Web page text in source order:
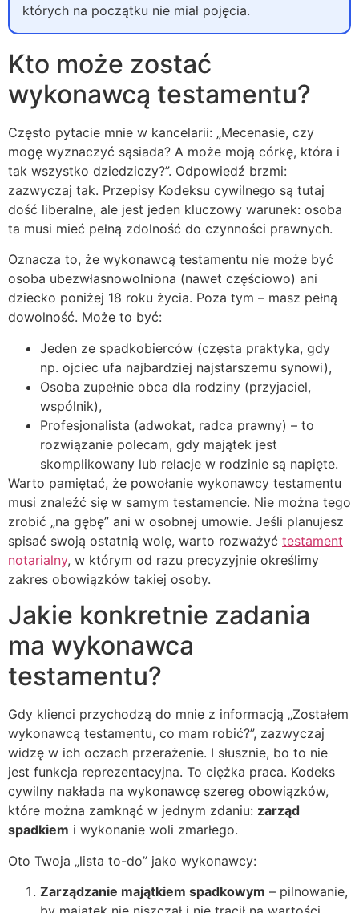
których na początku nie miał pojęcia.
Kto może zostać
wykonawcą testamentu?
Często pytacie mnie w kancelarii: „Mecenasie, czy
mogę wyznaczyć sąsiada? A może moją córkę, która i
tak wszystko dziedziczy?”. Odpowiedź brzmi:
zazwyczaj tak. Przepisy Kodeksu cywilnego są tutaj
dość liberalne, ale jest jeden kluczowy warunek: osoba
ta musi mieć pełną zdolność do czynności prawnych.
Oznacza to, że wykonawcą testamentu nie może być
osoba ubezwłasnowolniona (nawet częściowo) ani
dziecko poniżej 18 roku życia. Poza tym – masz pełną
dowolność. Może to być:
Jeden ze spadkobierców (częsta praktyka, gdy
np. ojciec ufa najbardziej najstarszemu synowi),
Osoba zupełnie obca dla rodziny (przyjaciel,
wspólnik),
Profesjonalista (adwokat, radca prawny) – to
rozwiązanie polecam, gdy majątek jest
skomplikowany lub relacje w rodzinie są napięte.
Warto pamiętać, że powołanie wykonawcy testamentu
musi znaleźć się w samym testamencie. Nie można tego
zrobić „na gębę” ani w osobnej umowie. Jeśli planujesz
spisać swoją ostatnią wolę, warto rozważyć testament
notarialny, w którym od razu precyzyjnie określimy
zakres obowiązków takiej osoby.
Jakie konkretnie zadania
ma wykonawca
testamentu?
Gdy klienci przychodzą do mnie z informacją „Zostałem
wykonawcą testamentu, co mam robić?”, zazwyczaj
widzę w ich oczach przerażenie. I słusznie, bo to nie
jest funkcja reprezentacyjna. To ciężka praca. Kodeks
cywilny nakłada na wykonawcę szereg obowiązków,
które można zamknąć w jednym zdaniu: zarząd
spadkiem i wykonanie woli zmarłego.
Oto Twoja „lista to-do” jako wykonawcy:
Zarządzanie majątkiem spadkowym – pilnowanie,